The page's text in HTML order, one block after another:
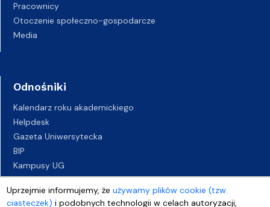
Uprzejmie informujemy, żeużywamy plików cookie (tzw.
ciasteczek) i podobnych technologii w celach autoryzacji,
Pracownicy
Otoczenie społeczno-gospodarcze
Media
Odnośniki
Kalendarz roku akademickiego
Helpdesk
Gazeta Uniwersytecka
BIP
Kampusy UG
Biuro Karier UG
Oferty pracy